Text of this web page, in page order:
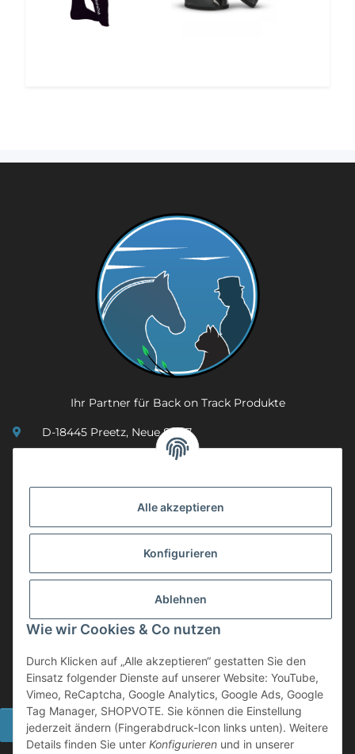
Alle akzeptieren
Konfigurieren
Ablehnen
Wie wir Cookies & Co nutzen
Durch Klicken auf „Alle akzeptieren“ gestatten Sie den
Einsatz folgender Dienste auf unserer Website: YouTube,
Vimeo, ReCaptcha, Google Analytics, Google Ads, Google
Tag Manager, SHOPVOTE. Sie können die Einstellung
jederzeit ändern (Fingerabdruck-Icon links unten). Weitere
Details finden Sie unter Konfigurieren und in unserer
Ihr Partner für Back on Track Produkte
D-18445 Preetz, Neue Str. 7
info@mobility-in-harmony.de
Informationen
Back on Track
ZAHLUNGSMETHODEN
Widerrufsbutton